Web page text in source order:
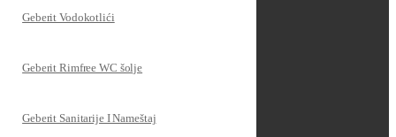
Geberit Vodokotlići
Geberit Rimfree WC šolje
Geberit Sanitarije I Nameštaj